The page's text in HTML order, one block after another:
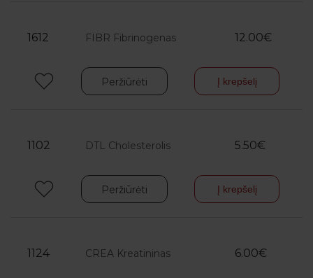
1612 FIBR Fibrinogenas 12.00€
Peržiūrėti Į krepšelį
1102 DTL Cholesterolis 5.50€
Peržiūrėti Į krepšelį
1124 CREA Kreatininas 6.00€